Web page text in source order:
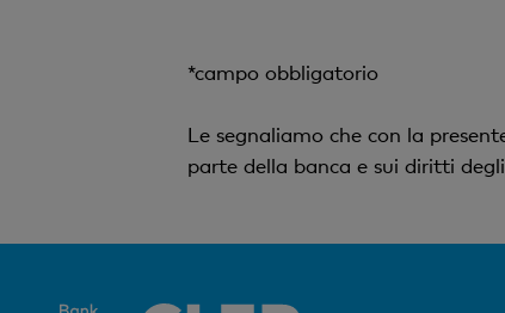
*campo obbligatorio
Le segnaliamo che con la
parte della banca e sui diritti